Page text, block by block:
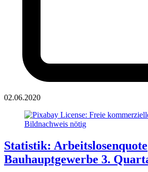
02.06.2020
Statistik: Arbeitslosenquote
Bauhauptgewerbe 3.